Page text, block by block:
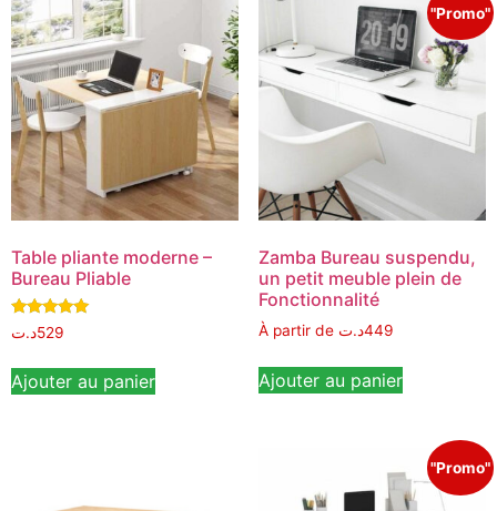
Table pliante moderne –
Bureau Pliable
Note
5.00
529د.ت
Ajouter au panier
"Promo"
Zamba Bureau suspendu,
un petit meuble plein de
Fonctionnalité
À partir de 449د.ت
Ajouter au panier
"Promo"